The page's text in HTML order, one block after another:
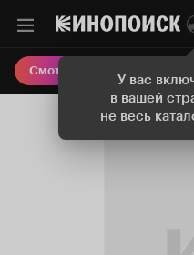
У вас
в вашей
не весь
Смотреть кино